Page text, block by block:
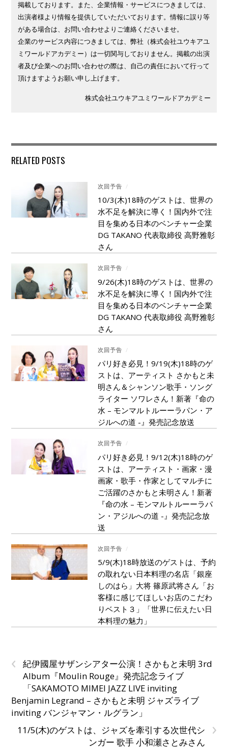
掲載しております。また、企業情報・サービスにつきましては、
出演者様より情報を提供していただいております。情報に誤り等
がある場合は、お問い合わせよりご連絡くださいませ。
企業のサービス内容につきましては、弊社（株式会社ユウキアユ
ミワールドアカデミー）は一切関与しておりません。掲載の出演
者及び企業へのお問い合わせの際は、自己の責任において行って
頂けますようお願い申し上げます。
株式会社ユウキアユミワールドアカデミー
RELATED POSTS
次回予告 /
10/3(木)18時のゲストは、世界の
水不足を解決に導く！国内外で注
目を集める日本のベンチャー企業
DG TAKANO 代表取締役 高野雅彰
さん
次回予告 /
9/26(木)18時のゲストは、世界の
水不足を解決に導く！国内外で注
目を集める日本のベンチャー企業
DG TAKANO 代表取締役 高野雅彰
さん
次回予告 /
パリ好き必見！9/19(木)18時のゲ
ストは、アーティスト さかもと未
明さん＆シャンソン歌手・ソング
ライター ソワレさん！新著『命の
水 – モンマルトルーーラパン・ア
ジルへの道 -』発売記念放送
次回予告 /
パリ好き必見！9/12(木)18時のゲ
ストは、アーティスト・画家・漫
画家・歌手・作家としてマルチに
ご活躍のさかもと未明さん！新著
『命の水 – モンマルトルーーラパ
ン・アジルへの道 -』発売記念放
送
次回予告 /
5/9(木)18時放送のゲストは、予約
の取れない日本料理の名店「銀座
しのはら」大将 篠原武将さん「お
客様に感じてほしいお店のこだわ
りベスト３」「世界に伝えたい日
本料理の魅力」
‹
紀伊國屋サザンシアター公演！さかもと未明 3rd
Album『Moulin Rouge』発売記念ライブ
「SAKAMOTO MIMEI JAZZ LIVE inviting
Benjamin Legrand – さかもと未明 ジャズライブ
inviting バンジャマン・ルグラン」
›
11/5(木)のゲストは、ジャズを牽引する次世代シ
ンガー 歌手 小和瀬さとみさん